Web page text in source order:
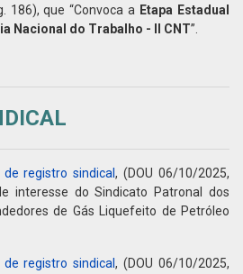
186), que “Convoca a Etapa Estadual
Nacional do Trabalho - II CNT”.
registro sindical, (DOU 06/10/2025,
interesse do Sindicato Patronal dos
de Gás Liquefeito de Petróleo
registro sindical, (DOU 06/10/2025,